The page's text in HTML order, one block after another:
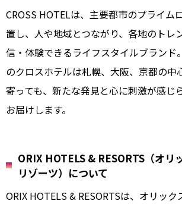
CROSS HOTELは、主要都市のプライム
置し、人や地域とつながり、各地のトレ
信・体験できるライフスタイルブランド
のクロスホテルは札幌、大阪、京都の中
寄っても、新たな発見と心に刺激が感じ
お届けします。
ORIX HOTELS & RESORTS（オリ
リゾーツ）について
ORIX HOTELS & RESORTSは、オリッ